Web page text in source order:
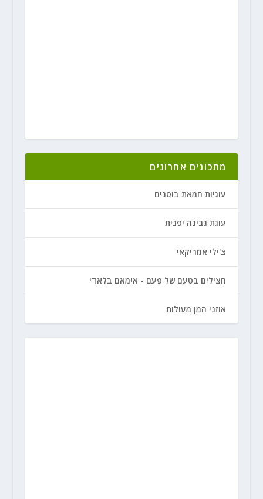
מתכונים אחרונים
עוגיות חמאת בוטנים
עוגת גבינה יפנית
צ'ילי אמריקאי
חצילים בטעם של פעם - אימאם בלאדי
אוזני המן מעולות